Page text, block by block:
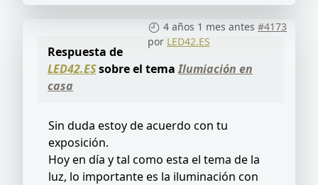
4 años 1 mes antes #4173
por LED42.ES
Respuesta de
LED42.ESsobre el temaIlumiación en
casa
Sin duda estoy de acuerdo con tu
exposición.
Hoy en día y tal como esta el tema de la
luz, lo importante es la iluminación con